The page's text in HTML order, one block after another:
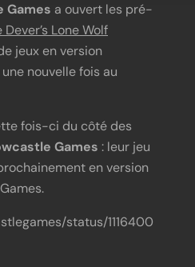
Games a ouvert les pré-
Dever’s Lone Wolf
jeux en version
nouvelle fois au
fois-ci du côté des
Games : leur jeu
en version
status/1116400